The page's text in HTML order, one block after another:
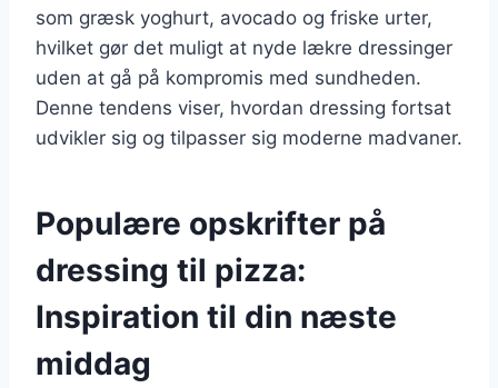
som græsk yoghurt, avocado og friske urter,
hvilket gør det muligt at nyde lækre dressinger
uden at gå på kompromis med sundheden.
Denne tendens viser, hvordan dressing fortsat
udvikler sig og tilpasser sig moderne madvaner.
Populære opskrifter på
dressing til pizza:
Inspiration til din næste
middag